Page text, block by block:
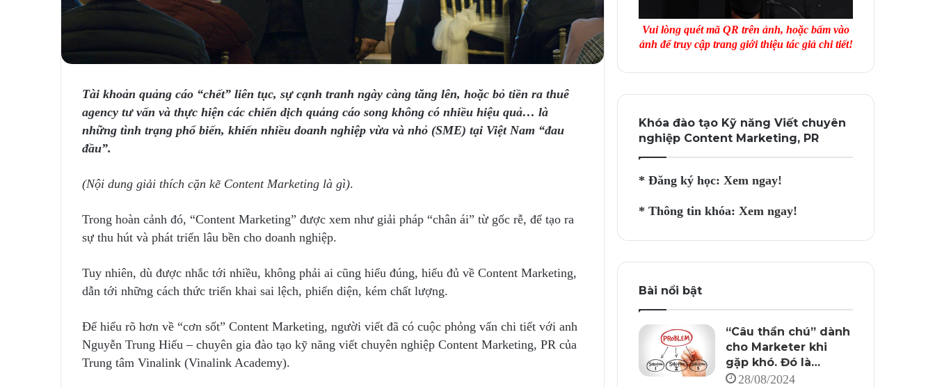
Tài khoản quảng cáo “chết” liên tục, sự cạnh tranh ngày càng tăng lên, hoặc bỏ tiền ra thuê
agency tư vấn và thực hiện các chiến dịch quảng cáo song không có nhiều hiệu quả… là
những tình trạng phổ biến, khiến nhiều doanh nghiệp vừa và nhỏ (SME) tại Việt Nam “đau
đầu”.
(Nội dung giải thích cặn kẽ Content Marketing là gì).
Trong hoàn cảnh đó, “Content Marketing” được xem như giải pháp “chân ái” từ gốc rễ, để tạo ra
sự thu hút và phát triển lâu bền cho doanh nghiệp.
Tuy nhiên, dù được nhắc tới nhiều, không phải ai cũng hiểu đúng, hiểu đủ về Content Marketing,
dẫn tới những cách thức triển khai sai lệch, phiến diện, kém chất lượng.
Để hiểu rõ hơn về “cơn sốt” Content Marketing, người viết đã có cuộc phỏng vấn chi tiết với anh
Nguyễn Trung Hiếu – chuyên gia đào tạo kỹ năng viết chuyên nghiệp Content Marketing, PR của
Trung tâm Vinalink (Vinalink Academy).
Vui lòng quét mã QR trên ảnh, hoặc bấm vào
ảnh để truy cập trang giới thiệu tác giả chi tiết!
Khóa đào tạo Kỹ năng Viết chuyên
nghiệp Content Marketing, PR
* Đăng ký học:Xem ngay!
* Thông tin khóa:Xem ngay!
Bài nổi bật
“Câu thần chú” dành
cho Marketer khi
gặp khó. Đó là…
28/08/2024